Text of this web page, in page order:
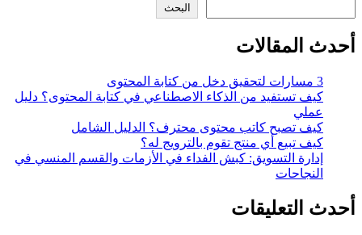
البحث
أحدث المقالات
3 مسارات لتحقيق دخل من كتابة المحتوى
كيف تستفيد من الذكاء الاصطناعي في كتابة المحتوى؟ دليل
عملي
كيف تصبح كاتب محتوى محترف؟ الدليل الشامل
كيف تبيع أي منتج تقوم بالترويج له؟
إدارة التسويق: كبش الفداء في الأزمات والقسم المنسي في
النجاحات
أحدث التعليقات